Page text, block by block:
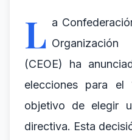
L a
Organización
(CEOE) ha
elecciones para
objetivo de elegir
directiva. Esta